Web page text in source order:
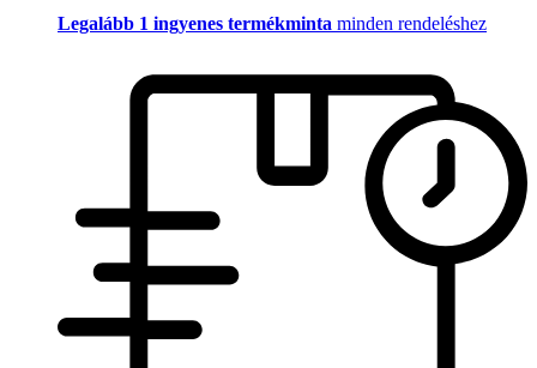
Legalább 1 ingyenes termékminta minden rendeléshez